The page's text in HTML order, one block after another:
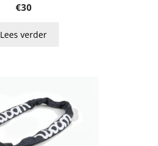
€30
Lees verder